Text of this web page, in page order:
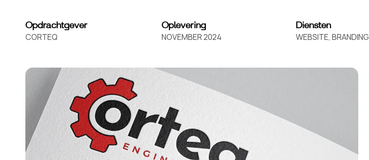
Opdrachtgever
CORTEQ
Oplevering
NOVEMBER 2024
Diensten
WEBSITE, BRANDING